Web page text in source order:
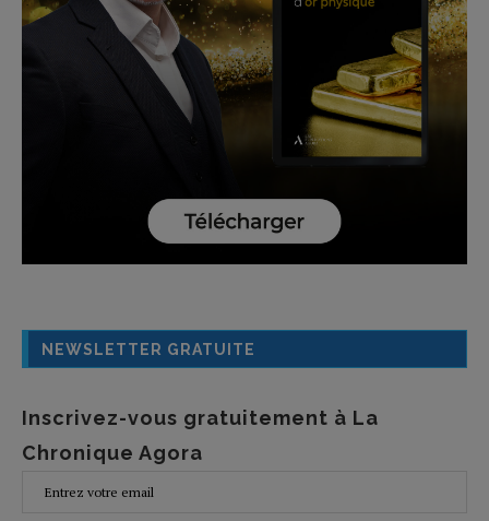
NEWSLETTER GRATUITE
Inscrivez-vous gratuitement à La
Chronique Agora